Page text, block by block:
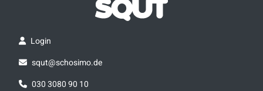
Login
squt@schosimo.de
030 3080 90 10